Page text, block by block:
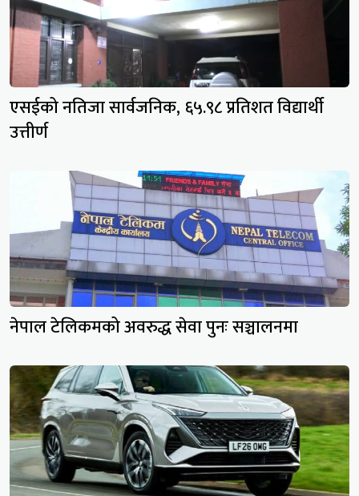
एसईको नतिजा सार्वजनिक, ६५.९८ प्रतिशत विद्यार्थी
उत्तीर्ण
नेपाल टेलिकमको अवरुद्ध सेवा पुनः सञ्चालनमा